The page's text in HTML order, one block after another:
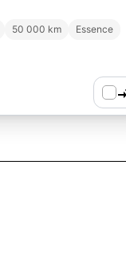
50 000 km
Essence